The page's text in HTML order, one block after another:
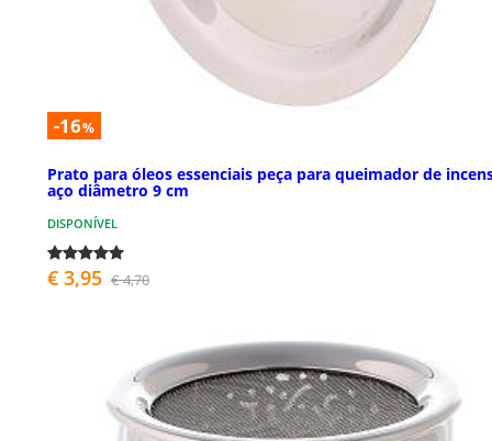
-16%
Prato para óleos essenciais peça para queimador de
aço diâmetro 9 cm
DISPONÍVEL
€ 3,95 € 4,70